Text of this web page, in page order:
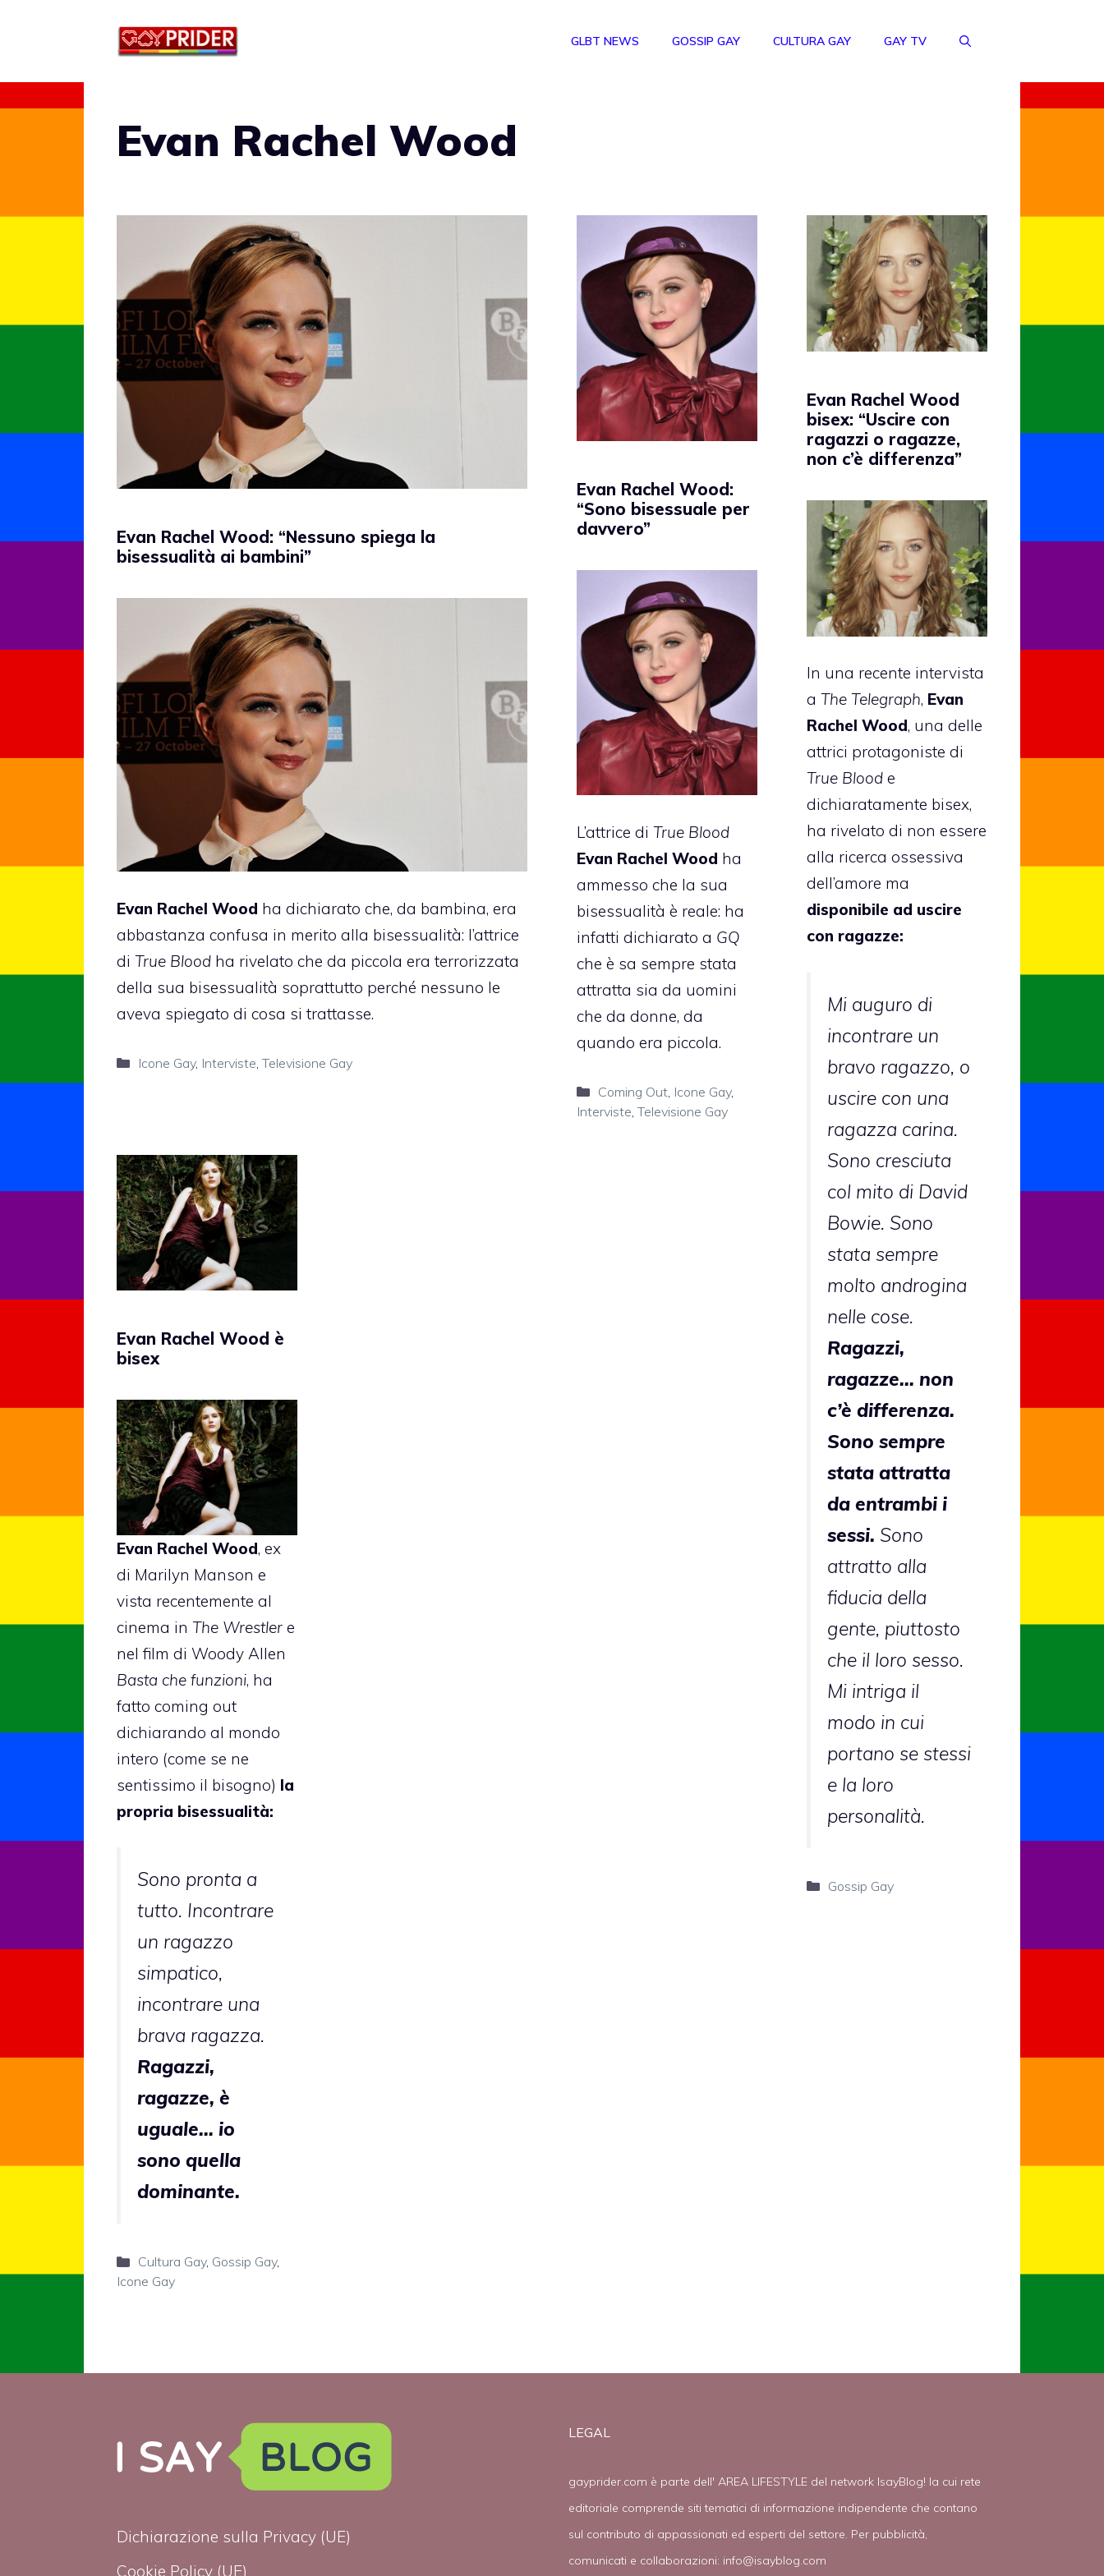
GLBT NEWS GOSSIP GAY CULTURA GAY GAY TV
Evan Rachel Wood
Evan Rachel Wood: “Nessuno spiega la
bisessualità ai bambini”
Evan Rachel Wood ha dichiarato che, da bambina, era
abbastanza confusa in merito alla bisessualità: l’attrice
di True Blood ha rivelato che da piccola era terrorizzata
della sua bisessualità soprattutto perché nessuno le
aveva spiegato di cosa si trattasse.
Categorie
Icone Gay, Interviste ,Televisione Gay
Evan Rachel Wood:
“Sono bisessuale per
davvero”
L’attrice di True Blood
Evan Rachel Wood ha
ammesso che la sua
bisessualità è reale: ha
infatti dichiarato a GQ
che è sa sempre stata
attratta sia da uomini
che da donne, da
quando era piccola.
Categorie
Coming Out, Icone Gay,
Interviste ,Televisione Gay
Evan Rachel Wood
bisex: “Uscire con
ragazzi o ragazze,
non c’è differenza”
In una recente intervista
a The Telegraph, Evan
Rachel Wood, una delle
attrici protagoniste di
True Blood e
dichiaratamente bisex,
ha rivelato di non essere
alla ricerca ossessiva
dell’amore ma
disponibile ad uscire
con ragazze:
Mi auguro di
incontrare un
bravo ragazzo, o
uscire con una
ragazza carina.
Sono cresciuta
col mito di David
Bowie. Sono
stata sempre
molto androgina
nelle cose.
Ragazzi,
ragazze… non
c’è differenza.
Sono sempre
stata attratta
da entrambi i
sessi. Sono
attratto alla
fiducia della
gente, piuttosto
che il loro sesso.
Mi intriga il
modo in cui
portano se stessi
e la loro
personalità.
Categorie
Gossip Gay
Evan Rachel Wood è
bisex
Evan Rachel Wood, ex
di Marilyn Manson e
vista recentemente al
cinema in The Wrestler e
nel film di Woody Allen
Basta che funzioni, ha
fatto coming out
dichiarando al mondo
intero (come se ne
sentissimo il bisogno) la
propria bisessualità:
Sono pronta a
tutto. Incontrare
un ragazzo
simpatico,
incontrare una
brava ragazza.
Ragazzi,
ragazze, è
uguale… io
sono quella
dominante.
Categorie
Cultura Gay, Gossip Gay,
Icone Gay
Dichiarazione sulla Privacy (UE)
Cookie Policy (UE)
LEGAL
gayprider.com è parte dell' AREA LIFESTYLE del network IsayBlog! la cui rete
editoriale comprende siti tematici di informazione indipendente che contano
sul contributo di appassionati ed esperti del settore. Per pubblicità,
comunicati e collaborazioni: info@isayblog.com